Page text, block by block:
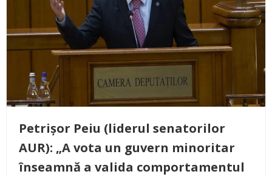
Petrișor Peiu (liderul senatorilor
AUR): „A vota un guvern minoritar
înseamnă a valida comportamentul